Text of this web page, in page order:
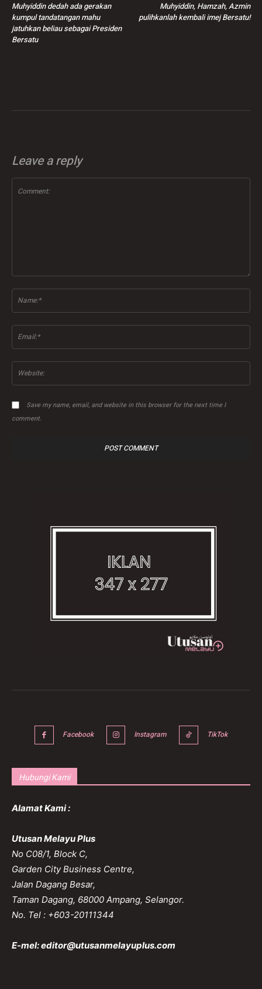
Muhyiddin dedah ada gerakan
kumpul tandatangan mahu
jatuhkan beliau sebagai Presiden
Bersatu
Muhyiddin, Hamzah, Azmin
pulihkanlah kembali imej Bersatu!
Leave a reply
Save my name, email, and website in this browser for the next time I
comment.
Facebook Instagram TikTok
Hubungi Kami
Alamat Kami :
Utusan Melayu Plus
No C08/1, Block C,
Garden City Business Centre,
Jalan Dagang Besar,
Taman Dagang, 68000 Ampang, Selangor.
No. Tel : +603-20111344
E-mel:editor@utusanmelayuplus.com